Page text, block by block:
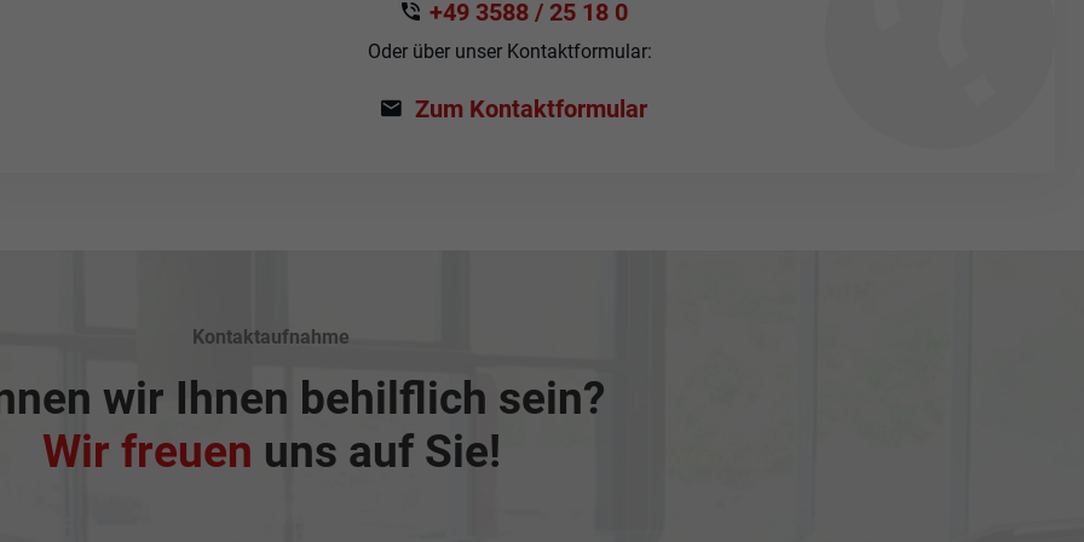
+49 3588 / 25 18 0
Oder über unser Kontaktformular:
Zum Kontaktformular
Kontaktaufnahme
wir Ihnen behilflich sein?
Wir freuen uns auf Sie!